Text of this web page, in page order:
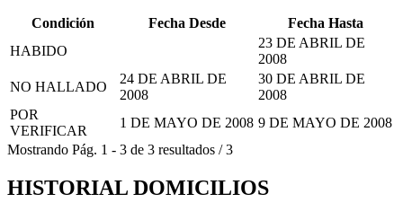
Condición Fecha Desde
Fecha Hasta
HABIDO
23 DE ABRIL DE
2008
NO HALLADO
24 DE ABRIL DE
2008
30 DE ABRIL DE
2008
POR
VERIFICAR
1 DE MAYO DE 2008 9 DE MAYO DE 2008
Mostrando Pág. 1 - 3 de 3 resultados /3
HISTORIAL DOMICILIOS